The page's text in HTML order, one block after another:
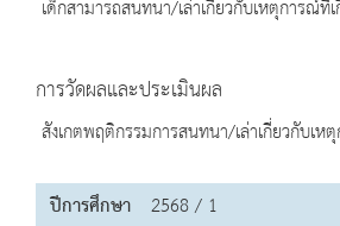
เด็กสามารถสนทนา/เล่าเกี่ยวกับเหตุการณ์ที่
การวัดผลและประเมินผล
สังเกตพฤติกรรมการสนทนา/เล่าเกี่ยวกับเห
ปีการศึกษา 2568 / 1